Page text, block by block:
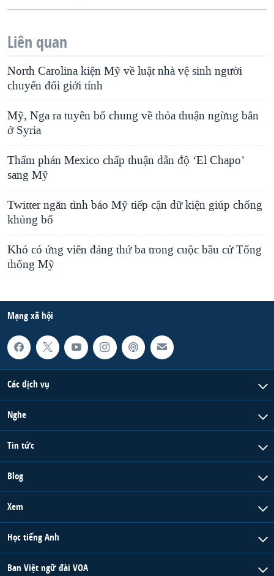
Liên quan
North Carolina kiện Mỹ về luật nhà vệ sinh người
chuyển đổi giới tính
Mỹ, Nga ra tuyên bố chung về thỏa thuận ngừng bắn
ở Syria
Thẩm phán Mexico chấp thuận dẫn độ ‘El Chapo’
sang Mỹ
Twitter ngăn tình báo Mỹ tiếp cận dữ kiện giúp chống
khủng bố
Khó có ứng viên đảng thứ ba trong cuộc bầu cử Tổng
thống Mỹ
Mạng xã hội
Các dịch vụ
Nghe
Tin tức
Blog
Xem
Học tiếng Anh
Ban Việt ngữ đài VOA